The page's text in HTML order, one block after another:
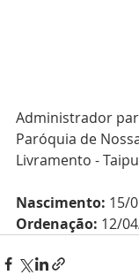
Administrador
Paróquia de
Livramento - Taipu
Nascimento: 15/
Ordenação: 12/